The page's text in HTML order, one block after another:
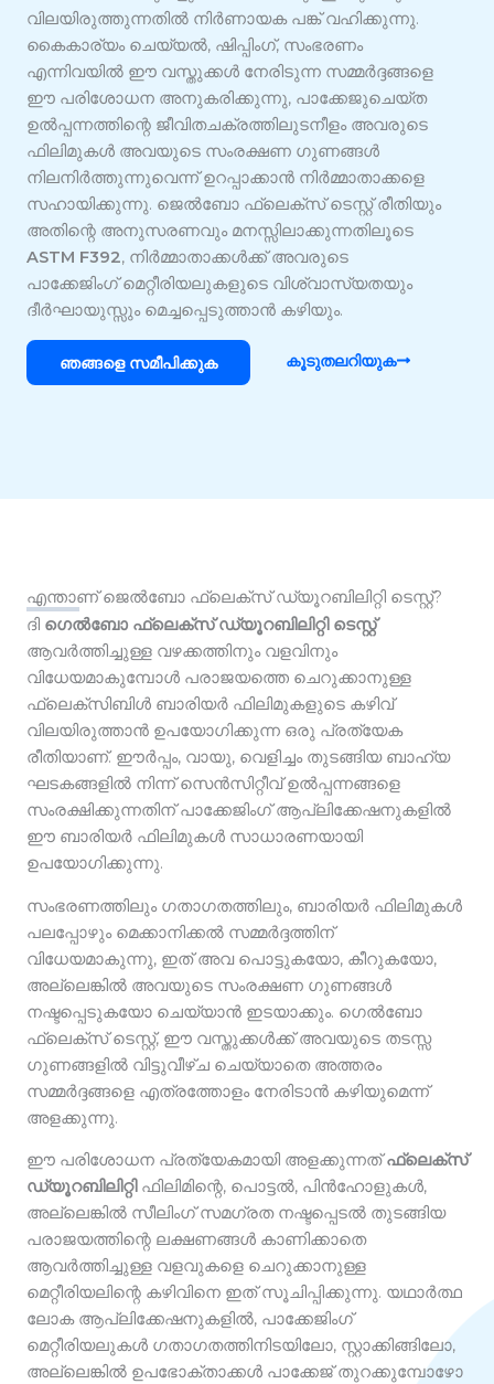
വിലയിരുത്തുന്നതിൽ നിർണായക പങ്ക് വഹിക്കുന്നു.
കൈകാര്യം ചെയ്യൽ, ഷിപ്പിംഗ്, സംഭരണം
എന്നിവയിൽ ഈ വസ്തുക്കൾ നേരിടുന്ന സമ്മർദ്ദങ്ങളെ
ഈ പരിശോധന അനുകരിക്കുന്നു, പാക്കേജുചെയ്ത
ഉൽപ്പന്നത്തിന്റെ ജീവിതചക്രത്തിലുടനീളം അവരുടെ
ഫിലിമുകൾ അവയുടെ സംരക്ഷണ ഗുണങ്ങൾ
നിലനിർത്തുന്നുവെന്ന് ഉറപ്പാക്കാൻ നിർമ്മാതാക്കളെ
സഹായിക്കുന്നു. ജെൽബോ ഫ്ലെക്സ് ടെസ്റ്റ് രീതിയും
അതിന്റെ അനുസരണവും മനസ്സിലാക്കുന്നതിലൂടെ
ASTM F392, നിർമ്മാതാക്കൾക്ക് അവരുടെ
പാക്കേജിംഗ് മെറ്റീരിയലുകളുടെ വിശ്വാസ്യതയും
ദീർഘായുസ്സും മെച്ചപ്പെടുത്താൻ കഴിയും.
ഞങ്ങളെ സമീപിക്കുക കൂടുതലറിയുക
എന്താണ് ജെൽബോ ഫ്ലെക്സ് ഡ്യൂറബിലിറ്റി ടെസ്റ്റ്?
ദി ഗെൽബോ ഫ്ലെക്സ് ഡ്യൂറബിലിറ്റി ടെസ്റ്റ്
ആവർത്തിച്ചുള്ള വഴക്കത്തിനും വളവിനും
വിധേയമാകുമ്പോൾ പരാജയത്തെ ചെറുക്കാനുള്ള
ഫ്ലെക്സിബിൾ ബാരിയർ ഫിലിമുകളുടെ കഴിവ്
വിലയിരുത്താൻ ഉപയോഗിക്കുന്ന ഒരു പ്രത്യേക
രീതിയാണ്. ഈർപ്പം, വായു, വെളിച്ചം തുടങ്ങിയ ബാഹ്യ
ഘടകങ്ങളിൽ നിന്ന് സെൻസിറ്റീവ് ഉൽപ്പന്നങ്ങളെ
സംരക്ഷിക്കുന്നതിന് പാക്കേജിംഗ് ആപ്ലിക്കേഷനുകളിൽ
ഈ ബാരിയർ ഫിലിമുകൾ സാധാരണയായി
ഉപയോഗിക്കുന്നു.
സംഭരണത്തിലും ഗതാഗതത്തിലും, ബാരിയർ ഫിലിമുകൾ
പലപ്പോഴും മെക്കാനിക്കൽ സമ്മർദ്ദത്തിന്
വിധേയമാകുന്നു, ഇത് അവ പൊട്ടുകയോ, കീറുകയോ,
അല്ലെങ്കിൽ അവയുടെ സംരക്ഷണ ഗുണങ്ങൾ
നഷ്ടപ്പെടുകയോ ചെയ്യാൻ ഇടയാക്കും. ഗെൽബോ
ഫ്ലെക്സ് ടെസ്റ്റ്, ഈ വസ്തുക്കൾക്ക് അവയുടെ തടസ്സ
ഗുണങ്ങളിൽ വിട്ടുവീഴ്ച ചെയ്യാതെ അത്തരം
സമ്മർദ്ദങ്ങളെ എത്രത്തോളം നേരിടാൻ കഴിയുമെന്ന്
അളക്കുന്നു.
ഈ പരിശോധന പ്രത്യേകമായി അളക്കുന്നത്ഫ്ലെക്സ്
ഡ്യൂറബിലിറ്റിഫിലിമിന്റെ, പൊട്ടൽ, പിൻഹോളുകൾ,
അല്ലെങ്കിൽ സീലിംഗ് സമഗ്രത നഷ്ടപ്പെടൽ തുടങ്ങിയ
പരാജയത്തിന്റെ ലക്ഷണങ്ങൾ കാണിക്കാതെ
ആവർത്തിച്ചുള്ള വളവുകളെ ചെറുക്കാനുള്ള
മെറ്റീരിയലിന്റെ കഴിവിനെ ഇത് സൂചിപ്പിക്കുന്നു. യഥാർത്ഥ
ലോക ആപ്ലിക്കേഷനുകളിൽ, പാക്കേജിംഗ്
മെറ്റീരിയലുകൾ ഗതാഗതത്തിനിടയിലോ, സ്റ്റാക്കിങ്ങിലോ,
അല്ലെങ്കിൽ ഉപഭോക്താക്കൾ പാക്കേജ് തുറക്കുമ്പോഴോ